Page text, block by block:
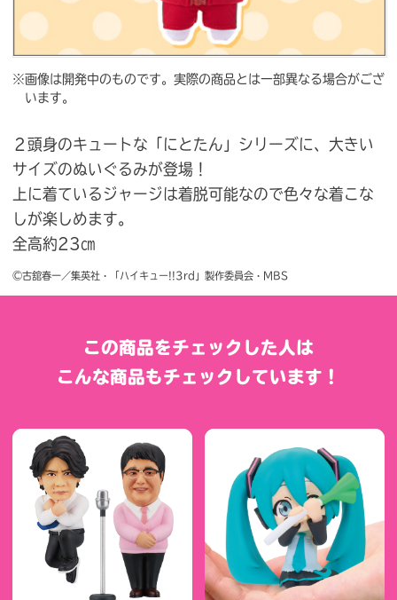
※画像は開発中のものです。実際の商品とは一部異なる場合がござ
います。
２頭身のキュートな「にとたん」シリーズに、大きい
サイズのぬいぐるみが登場！
上に着ているジャージは着脱可能なので色々な着こな
しが楽しめます。
全高約23㎝
©古舘春一／集英社・「ハイキュー!!3rd」製作委員会・MBS
この商品をチェックした人は
こんな商品もチェックしています！